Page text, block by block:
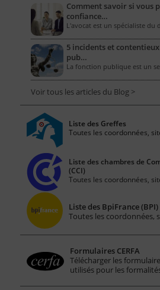
Comment savoir si vous
confiance…
L'avocat est un spécialiste
5 incidents et
pub…
La fonction publique est un
Voir tous les articles du Blog >
Liste des Greffes
Toutes les coordonnées,
Liste des chambres de
(CCI)
Toutes les coordonnées,
Liste des BpiFrance (BPI)
Toutes les coordonnées,
Formulaires CERFA
Télécharger les
utilisés pour les